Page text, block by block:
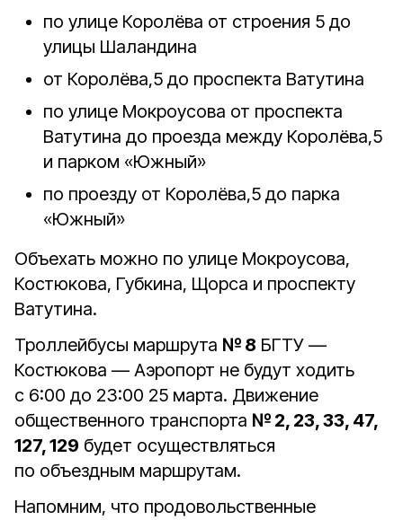
по улице Королёва от строения 5 до
улицы Шаландина
от Королёва,5 до проспекта Ватутина
по улице Мокроусова от проспекта
Ватутина до проезда между Королёва,5
и парком «Южный»
по проезду от Королёва,5 до парка
«Южный»
Объехать можно по улице Мокроусова,
Костюкова, Губкина, Щорса и проспекту
Ватутина.
Троллейбусы маршрута № 8 БГТУ —
Костюкова — Аэропорт не будут ходить
с 6:00 до 23:00 25 марта. Движение
общественного транспорта № 2, 23, 33, 47,
127, 129 будет осуществляться
по объездным маршрутам.
Напомним, что продовольственные